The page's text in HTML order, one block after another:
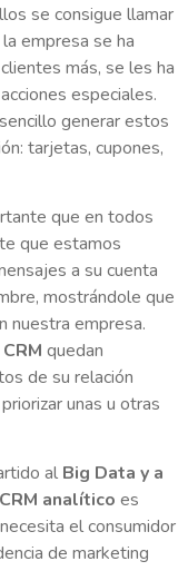
se consigue llamar
empresa se ha
más, se les ha
especiales.
generar estos
tarjetas, cupones,
que en todos
que estamos
a su cuenta
mostrándole que
nuestra empresa.
quedan
de su relación
unas u otras
al Big Data y a
CRM analítico es
el consumidor
de marketing